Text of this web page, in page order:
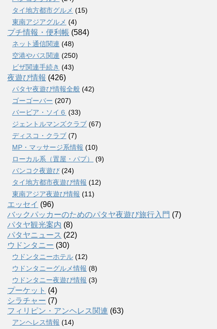
タイ地方都市グルメ (15)
東南アジアグルメ (4)
プチ情報・便利帳 (584)
ネット通信関連 (48)
空港やバス関連 (250)
ビザ関連手続き (43)
夜遊び情報 (426)
パタヤ夜遊び情報全般 (42)
ゴーゴーバー (207)
バービア・ソイ６ (33)
ジェントルマンズクラブ (67)
ディスコ・クラブ (7)
MP・マッサージ系情報 (10)
ローカル系（置屋・パブ）
(9)
バンコク夜遊び (24)
タイ地方都市夜遊び情報 (12)
東南アジア夜遊び情報 (11)
エッセイ (96)
バックパッカーのためのパタヤ夜遊び旅行入門 (7)
パタヤ観光案内 (8)
パタヤニュース (22)
ウドンタニー (30)
ウドンタニーホテル (12)
ウドンタニーグルメ情報 (8)
ウドンタニー夜遊び情報 (3)
プーケット (4)
シラチャー (7)
フィリピン・アンヘレス関連 (63)
アンヘレス情報 (14)